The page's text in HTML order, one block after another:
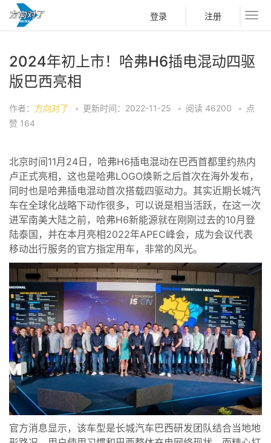
登录 注册
2024年初上市！哈弗H6插电混动四驱
版巴西亮相
作者： 方向对了 • 更新时间：2022-11-25 • 阅读 46200 • 点
赞 164
北京时间11月24日，哈弗H6插电混动在巴西首都里约热内
卢正式亮相，这也是哈弗LOGO焕新之后首次在海外发布，
同时也是哈弗插电混动首次搭载四驱动力。其实近期长城汽
车在全球化战略下动作很多，可以说是相当活跃，在这一次
进军南美大陆之前，哈弗H6新能源就在刚刚过去的10月登
陆泰国，并在本月亮相2022年APEC峰会，成为会议代表
移动出行服务的官方指定用车，非常的风光。
官方消息显示， 该车型是长城汽车巴西研发团队结合当地地